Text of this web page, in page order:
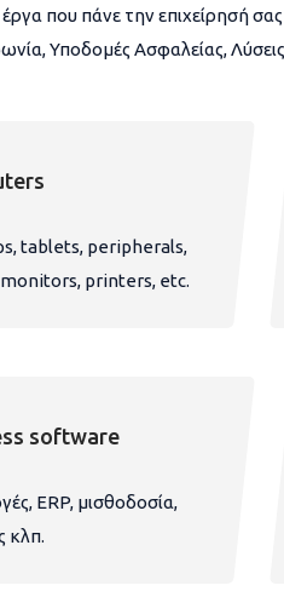
που πάνε την επιχείρησή
Υποδομές Ασφαλείας,
tablets, peripherals,
printers, etc.
software
ERP, μισθοδοσία,
κλπ.